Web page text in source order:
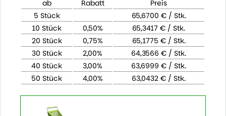
ab
Rabatt
Preis
5 Stück
65,6700 € / Stk.
10 Stück
0,50%
65,3417 € / Stk.
20 Stück
0,75%
65,1775 € / Stk.
30 Stück
2,00%
64,3566 € / Stk.
40 Stück
3,00%
63,6999 € / Stk.
50 Stück
4,00% 63,0432 € / Stk.